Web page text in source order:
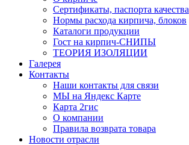
Сертификаты, паспорта качества
Нормы расхода кирпича, блоков
Каталоги продукции
Гост на кирпич-СНИПЫ
ТЕОРИЯ ИЗОЛЯЦИИ
Галерея
Контакты
Наши контакты для связи
МЫ на Яндекс Карте
Карта 2гис
О компании
Правила возврата товара
Новости отрасли